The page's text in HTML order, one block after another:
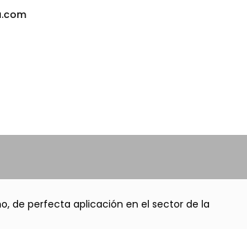
de perfecta aplicación en el sector de la